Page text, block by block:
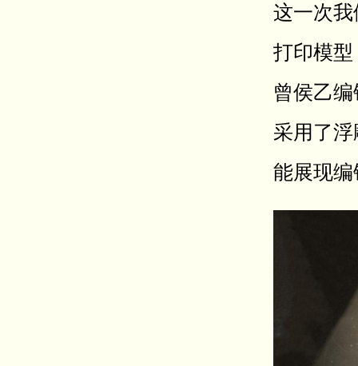
这一次
打印模
曾侯乙
采用了
能展现